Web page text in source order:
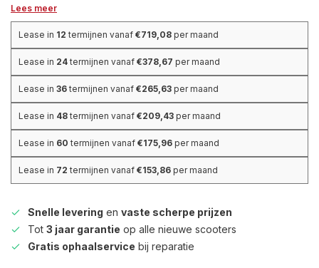
Lees meer
Lease in 12 termijnen vanaf €719,08 per maand
Lease in 24 termijnen vanaf €378,67 per maand
Lease in 36 termijnen vanaf €265,63 per maand
Lease in 48 termijnen vanaf €209,43 per maand
Lease in 60 termijnen vanaf €175,96 per maand
Lease in 72 termijnen vanaf €153,86 per maand
Snelle levering en vaste scherpe prijzen
Tot 3 jaar garantie op alle nieuwe scooters
Gratis ophaalservice bij reparatie